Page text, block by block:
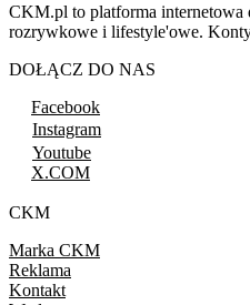
CKM.pl to platforma internetowa
rozrywkowe i lifestyle'owe.
DOŁĄCZ DO NAS
Facebook
Instagram
Youtube
X.COM
CKM
Marka CKM
Reklama
Kontakt